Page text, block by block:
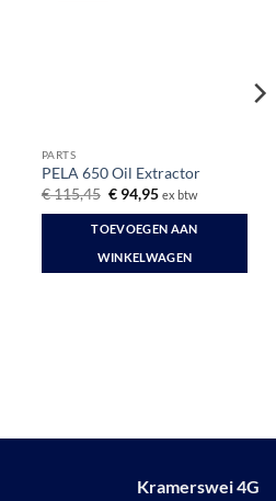
PARTS
PELA 650 Oil Extractor
€115,45 Oorspronkelijke
was:
€ 115,45.
€94,95Huidige
is:
€ 94,95.
ex btw
TOEVOEGEN AAN
WINKELWAGEN
Kramerswei 4G